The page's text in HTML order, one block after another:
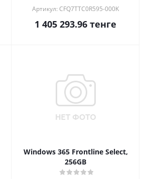
Артикул: CFQ7TTC0R595-000K
1 405 293.96 тенге
Windows 365 Frontline Select,
256GB